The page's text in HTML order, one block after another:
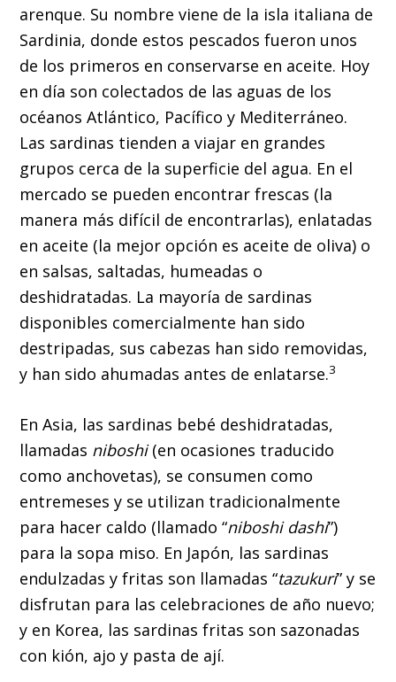
arenque. Su nombre viene de la isla italiana de
Sardinia, donde estos pescados fueron unos
de los primeros en conservarse en aceite. Hoy
en día son colectados de las aguas de los
océanos Atlántico, Pacífico y Mediterráneo.
Las sardinas tienden a viajar en grandes
grupos cerca de la superficie del agua. En el
mercado se pueden encontrar frescas (la
manera más difícil de encontrarlas), enlatadas
en aceite (la mejor opción es aceite de oliva) o
en salsas, saltadas, humeadas o
deshidratadas. La mayoría de sardinas
disponibles comercialmente han sido
destripadas, sus cabezas han sido removidas,
y han sido ahumadas antes de enlatarse.3
En Asia, las sardinas bebé deshidratadas,
llamadas niboshi(en ocasiones traducido
como anchovetas), se consumen como
entremeses y se utilizan tradicionalmente
para hacer caldo (llamado “niboshi dashi”)
para la sopa miso. En Japón, las sardinas
endulzadas y fritas son llamadas “tazukuri” y se
disfrutan para las celebraciones de año nuevo;
y en Korea, las sardinas fritas son sazonadas
con kión, ajo y pasta de ají.